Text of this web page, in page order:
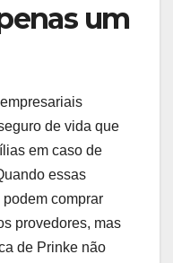
um
de vida que
em caso de
essas
comprar
provedores, mas
de Prinke não